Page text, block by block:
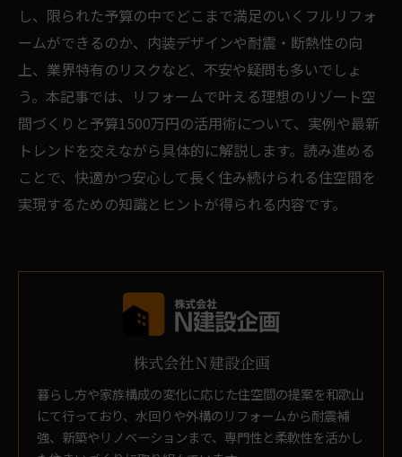
し、限られた予算の中でどこまで満足のいくフルリフォ
ームができるのか、内装デザインや耐震・断熱性の向
上、業界特有のリスクなど、不安や疑問も多いでしょ
う。本記事では、リフォームで叶える理想のリゾート空
間づくりと予算1500万円の活用術について、実例や最新
トレンドを交えながら具体的に解説します。読み進める
ことで、快適かつ安心して長く住み続けられる住空間を
実現するための知識とヒントが得られる内容です。
株式会社Ｎ建設企画
暮らし方や家族構成の変化に応じた住空間の提案を和歌山
にて行っており、水回りや外構のリフォームから耐震補
強、新築やリノベーションまで、専門性と柔軟性を活かし